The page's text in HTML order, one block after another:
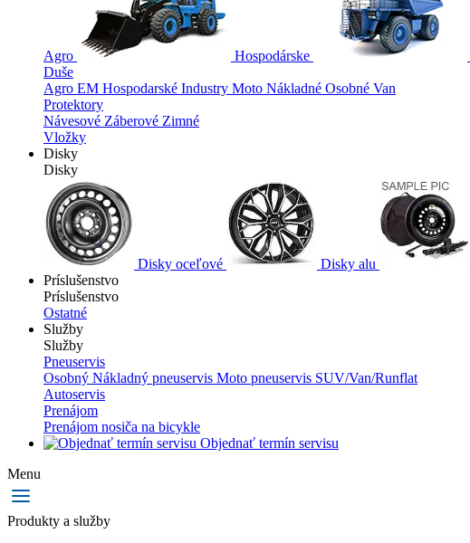
Agro Hospodárske
Duše
Agro EM Hospodarské Industry Moto Nákladné Osobné Van
Protektory
Návesové Záberové Zimné
Vložky
Disky
Disky
Disky oceľové Disky alu
Príslušenstvo
Príslušenstvo
Ostatné
Služby
Služby
Pneuservis
Osobný Nákladný pneuservis Moto pneuservis SUV/Van/Runflat
Autoservis
Prenájom
Prenájom nosiča na bicykle
Objednať termín servisu
Menu
Produkty a služby